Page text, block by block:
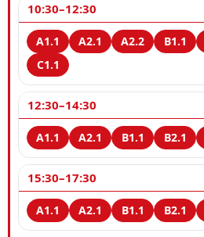
10:30–12:30
12:30–14:30
15:30–17:30